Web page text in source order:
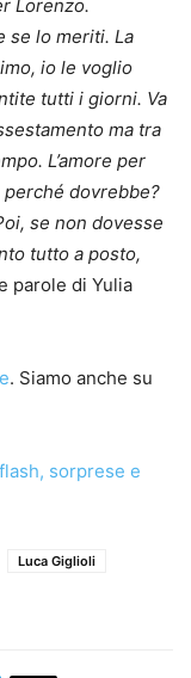
Lorenzo.
se lo meriti. La
io le voglio
tutti i giorni. Va
ma tra
L’amore per
dovrebbe?
se non dovesse
tutto a posto,
parole di Yulia
. Siamo anche su
sorprese e
Luca Giglioli